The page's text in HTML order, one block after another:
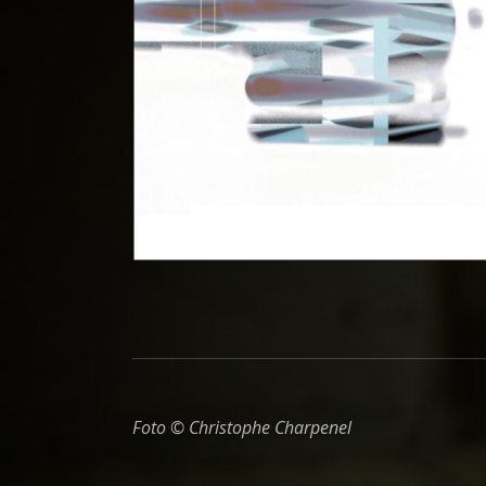
Foto © Christophe Charpenel